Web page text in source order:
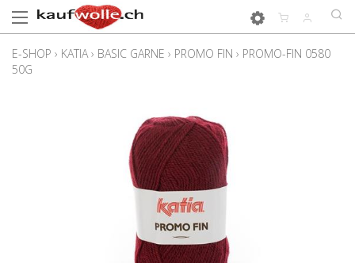
E-SHOP › KATIA › BASIC GARNE › PROMO FIN › PROMO-FIN 0580
50G